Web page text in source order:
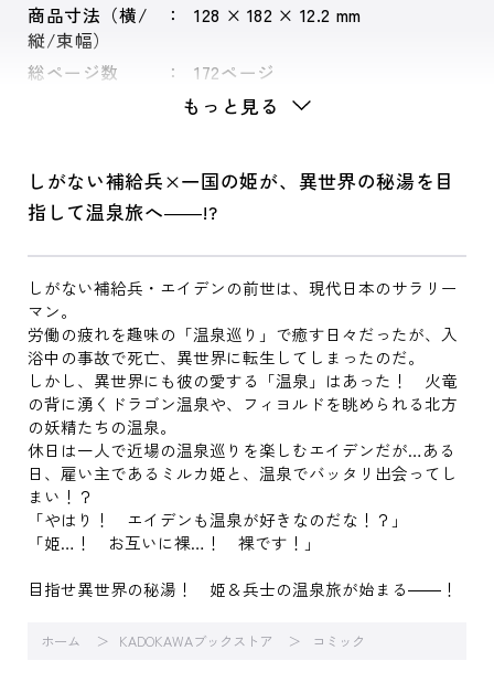
商品寸法（横/
縦/束幅）
128 × 182 × 12.2 mm
総ページ数 172ページ
もっと見る
しがない補給兵×一国の姫が、異世界の秘湯を目
指して温泉旅へ――!?
しがない補給兵・エイデンの前世は、現代日本のサラリー
マン。
労働の疲れを趣味の「温泉巡り」で癒す日々だったが、入
浴中の事故で死亡、異世界に転生してしまったのだ。
しかし、異世界にも彼の愛する「温泉」はあった！ 火竜
の背に湧くドラゴン温泉や、フィヨルドを眺められる北方
の妖精たちの温泉。
休日は一人で近場の温泉巡りを楽しむエイデンだが…ある
日、雇い主であるミルカ姫と、温泉でバッタリ出会ってし
まい！？
「やはり！ エイデンも温泉が好きなのだな！？」
「姫…！ お互いに裸…！ 裸です！」
目指せ異世界の秘湯！ 姫＆兵士の温泉旅が始まる――！
ホーム KADOKAWAブックストア コミック